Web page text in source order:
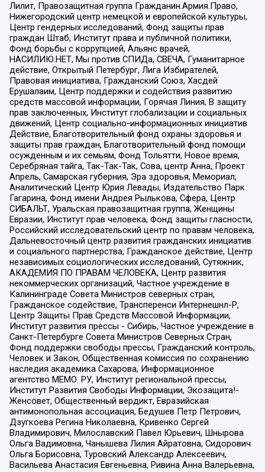
Лилит, Правозащитная группа Гражданин.Армия.Право,
Нижегородский центр немецкой и европейской культуры,
Центр гендерных исследований, Фонд защиты прав
граждан Штаб, Институт права и публичной политики,
Фонд борьбы с коррупцией, Альянс врачей,
НАСИЛИЮ.НЕТ, Мы против СПИДа, СВЕЧА, Гуманитарное
действие, Открытый Петербург, Лига Избирателей,
Правовая инициатива, Гражданский Союз, Хасдей
Ерушалаим, Центр поддержки и содействия развитию
средств массовой информации, Горячая Линия, В защиту
прав заключенных, Институт глобализации и социальных
движений, Центр социально-информационных инициатив
Действие, Благотворительный фонд охраны здоровья и
защиты прав граждан, Благотворительный фонд помощи
осужденным и их семьям, Фонд Тольятти, Новое время,
Серебряная тайга, Так-Так-Так, Сова, центр Анна, Проект
Апрель, Самарская губерния, Эра здоровья, Мемориал,
Аналитический Центр Юрия Левады, Издательство Парк
Гагарина, Фонд имени Андрея Рылькова, Сфера, Центр
СИБАЛЬТ, Уральская правозащитная группа, Женщины
Евразии, Институт прав человека, Фонд защиты гласности,
Российский исследовательский центр по правам человека,
Дальневосточный центр развития гражданских инициатив
и социального партнерства, Гражданское действие, Центр
независимых социологических исследований, Сутяжник,
АКАДЕМИЯ ПО ПРАВАМ ЧЕЛОВЕКА, Центр развития
некоммерческих организаций, Частное учреждение в
Калининграде Совета Министров северных стран,
Гражданское содействие, Трансперенси Интернешнл-Р,
Центр Защиты Прав Средств Массовой Информации,
Институт развития прессы - Сибирь, Частное учреждение в
Санкт-Петербурге Совета Министров Северных Стран,
Фонд поддержки свободы прессы, Гражданский контроль,
Человек и Закон, Общественная комиссия по сохранению
наследия академика Сахарова, Информационное
агентство МЕМО. РУ, Институт региональной прессы,
Институт Развития Свободы Информации, Экозащита!-
Женсовет, Общественный вердикт, Евразийская
антимонопольная ассоциация, Бедушев Петр Петрович,
Дзугкоева Регина Николаевна, Кривенко Сергей
Владимирович, Милославский Павел Юрьевич, Шнырова
Ольга Вадимовна, Чанышева Лилия Айратовна, Сидорович
Ольга Борисовна, Туровский Александр Алексеевич,
Васильева Анастасия Евгеньевна, Ривина Анна Валерьевна,